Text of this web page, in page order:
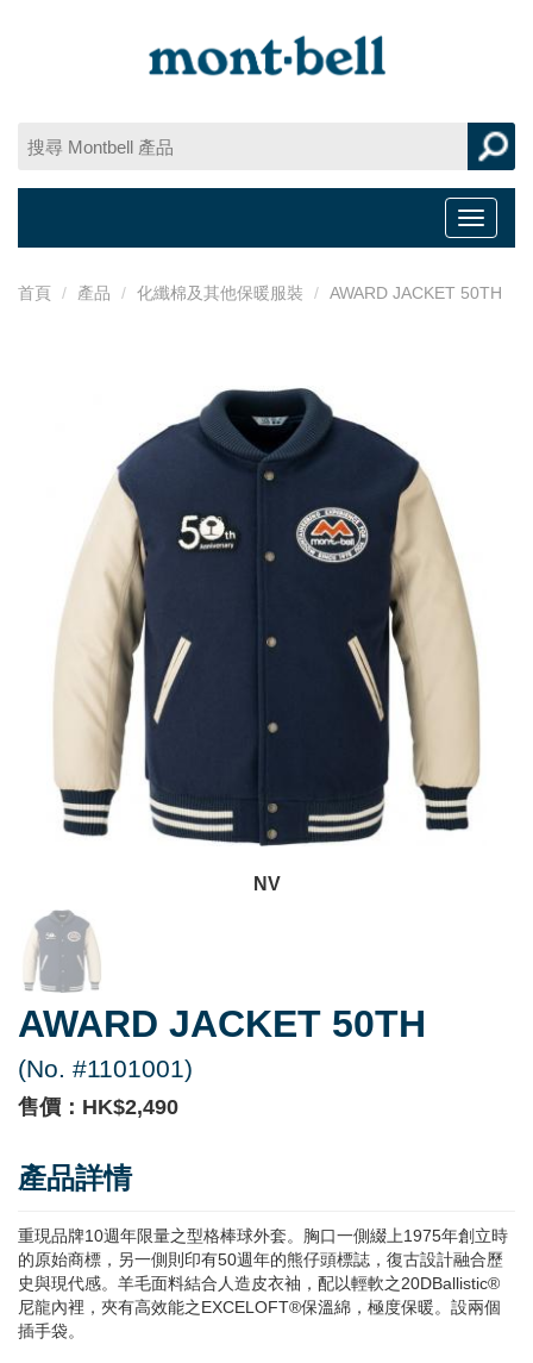
Toggle
首頁 產品 化纖棉及其他保暖服裝 AWARD JACKET 50TH
NV
AWARD JACKET 50TH
(No. #1101001)
售價：HK$2,490
產品詳情
重現品牌10週年限量之型格棒球外套。胸口一側綴上1975年創立時
的原始商標，另一側則印有50週年的熊仔頭標誌，復古設計融合歷
史與現代感。羊毛面料結合人造皮衣袖，配以輕軟之20DBallistic®
尼龍內裡，夾有高效能之EXCELOFT®保溫綿，極度保暖。設兩個
插手袋。